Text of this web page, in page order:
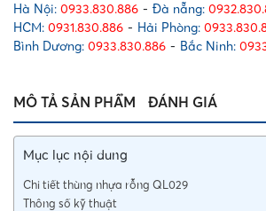
Hà Nội: 0933.830.886 - Đà nẵng:
HCM: 0931.830.886 - Hải Phòng:
Bình Dương: 0933.830.886 - Bắc Ninh:
MÔ TẢ SẢN PHẨM ĐÁNH GIÁ
Mục lục nội dung
Chi tiết thùng nhựa rỗng QL029
Thông số kỹ thuật